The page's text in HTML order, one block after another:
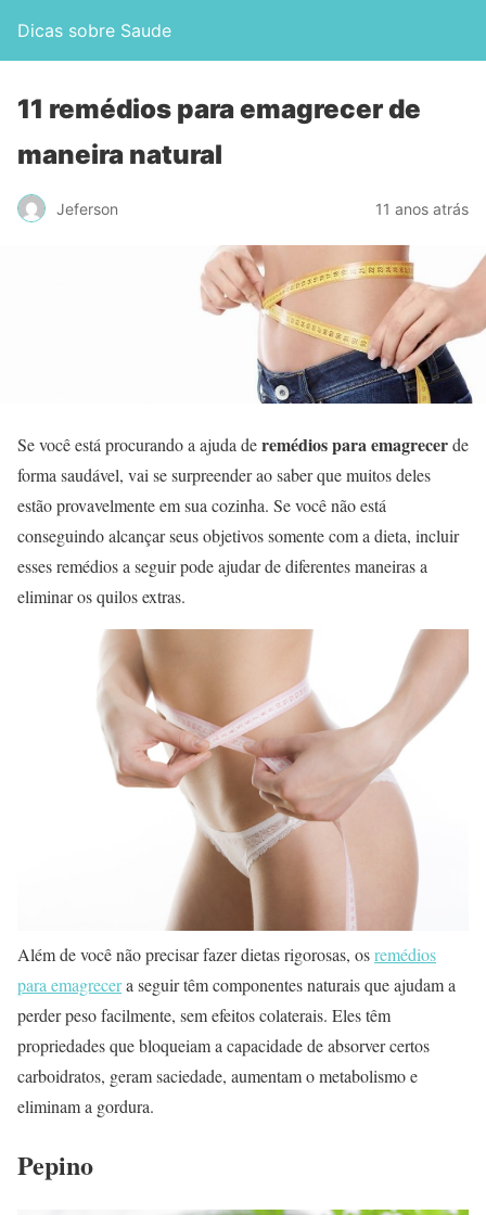
Dicas sobre Saude
11 remédios para emagrecer de
maneira natural
Jeferson 11 anos atrás
Se você está procurando a ajuda deremédios para emagrecerde
forma saudável, vai se surpreender ao saber que muitos deles
estão provavelmente em sua cozinha. Se você não está
conseguindo alcançar seus objetivos somente com a dieta, incluir
esses remédios a seguir pode ajudar de diferentes maneiras a
eliminar os quilos extras.
Além de você não precisar fazer dietas rigorosas, osremédios
para emagrecera seguir têm componentes naturais que ajudam a
perder peso facilmente, sem efeitos colaterais. Eles têm
propriedades que bloqueiam a capacidade de absorver certos
carboidratos, geram saciedade, aumentam o metabolismo e
eliminam a gordura.
Pepino